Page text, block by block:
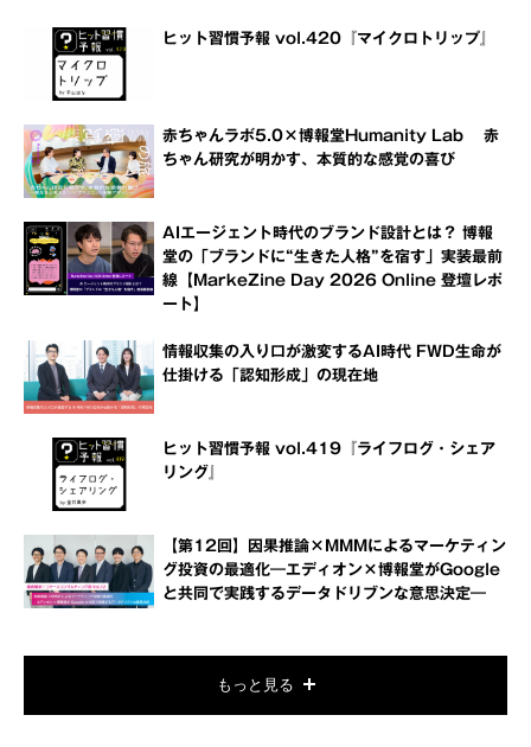
ヒット習慣予報 vol.420『マイクロトリップ』
赤ちゃんラボ5.0×博報堂Humanity Lab 赤
ちゃん研究が明かす、本質的な感覚の喜び
AIエージェント時代のブランド設計とは？ 博報
堂の「ブランドに“生きた人格”を宿す」実装最前
線【MarkeZine Day 2026 Online 登壇レポ
ート】
情報収集の入り口が激変するAI時代 FWD生命が
仕掛ける「認知形成」の現在地
ヒット習慣予報 vol.419『ライフログ・シェア
リング』
【第12回】因果推論×MMMによるマーケティン
グ投資の最適化―エディオン×博報堂がGoogle
と共同で実践するデータドリブンな意思決定―
もっと見る